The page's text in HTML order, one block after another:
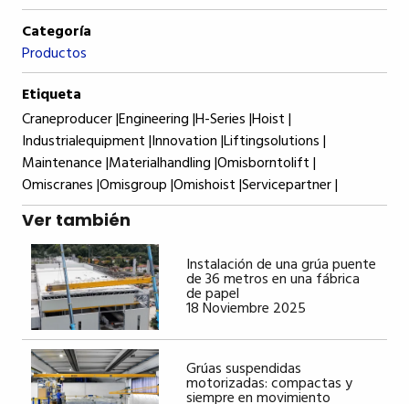
Categoría
Productos
Etiqueta
Craneproducer |Engineering |H-Series |Hoist |
Industrialequipment |Innovation |Liftingsolutions |
Maintenance |Materialhandling |Omisborntolift |
Omiscranes |Omisgroup |Omishoist |Servicepartner |
Ver también
Instalación de una grúa puente
de 36 metros en una fábrica
de papel
18 Noviembre 2025
Grúas suspendidas
motorizadas: compactas y
siempre en movimiento